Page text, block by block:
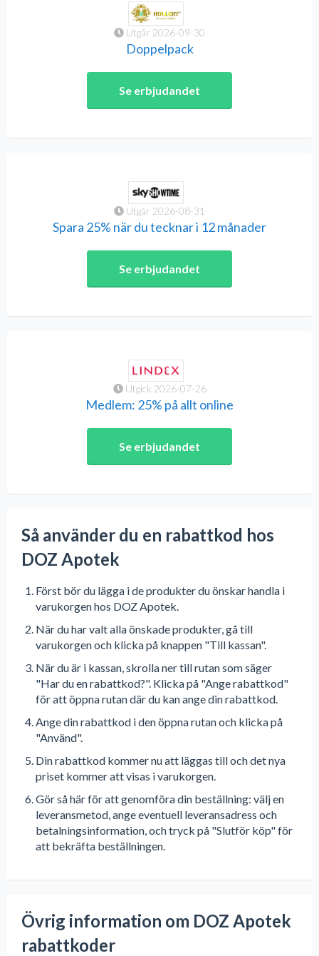
Utgår 2026-09-30
Doppelpack
Se erbjudandet
Utgår 2026-08-31
Spara 25% när du tecknar i 12 månader
Se erbjudandet
Utgick 2026-07-26
Medlem: 25% på allt online
Se erbjudandet
Så använder du en rabattkod hos
DOZ Apotek
Först bör du lägga i de produkter du önskar handla i
varukorgen hos DOZ Apotek.
När du har valt alla önskade produkter, gå till
varukorgen och klicka på knappen "Till kassan".
När du är i kassan, skrolla ner till rutan som säger
"Har du en rabattkod?". Klicka på "Ange rabattkod"
för att öppna rutan där du kan ange din rabattkod.
Ange din rabattkod i den öppna rutan och klicka på
"Använd".
Din rabattkod kommer nu att läggas till och det nya
priset kommer att visas i varukorgen.
Gör så här för att genomföra din beställning: välj en
leveransmetod, ange eventuell leveransadress och
betalningsinformation, och tryck på "Slutför köp" för
att bekräfta beställningen.
Övrig information om DOZ Apotek
rabattkoder